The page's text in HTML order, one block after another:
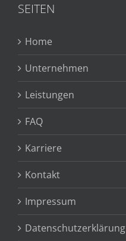
SEITEN
Home
Unternehmen
Leistungen
FAQ
Karriere
Kontakt
Impressum
Datenschutzerklärung